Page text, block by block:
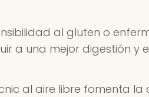
al gluten o
a una mejor digestión y
al aire libre fomenta la